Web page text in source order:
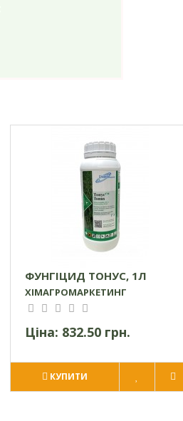
ФУНГІЦИД ТОНУС, 1Л
ХІМАГРОМАРКЕТИНГ
Ціна: 832.50 грн.
КУПИТИ